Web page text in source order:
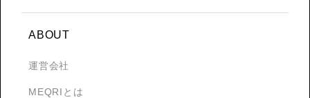
ABOUT
運営会社
MEQRIとは